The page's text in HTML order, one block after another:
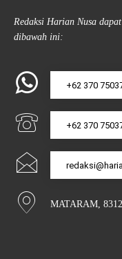
Redaksi Harian Nusa
dibawah ini:
+62 370
+62 370
MATARAM,